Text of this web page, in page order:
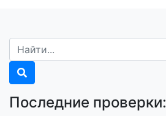
Последние проверки: